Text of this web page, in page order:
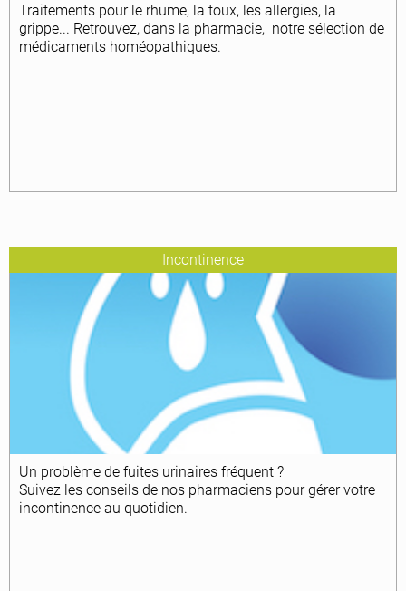
Traitements pour le rhume, la toux, les allergies, la
grippe... Retrouvez, dans la pharmacie, notre sélection de
médicaments homéopathiques.
Incontinence
Un problème de fuites urinaires fréquent ?
Suivez les conseils de nos pharmaciens pour gérer votre
incontinence au quotidien.